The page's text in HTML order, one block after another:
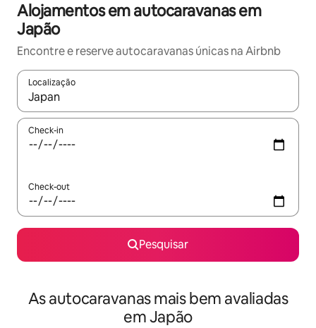
Alojamentos em autocaravanas em
Japão
Encontre e reserve autocaravanas únicas na Airbnb
Localização
Quando os resultados estiverem disponíveis, navegue com
Check-in
Check-out
Pesquisar
As autocaravanas mais bem avaliadas
em Japão